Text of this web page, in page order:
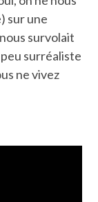
sur une
survolait
surréaliste
ne vivez